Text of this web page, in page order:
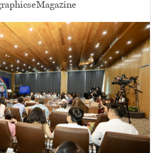
eMagazine